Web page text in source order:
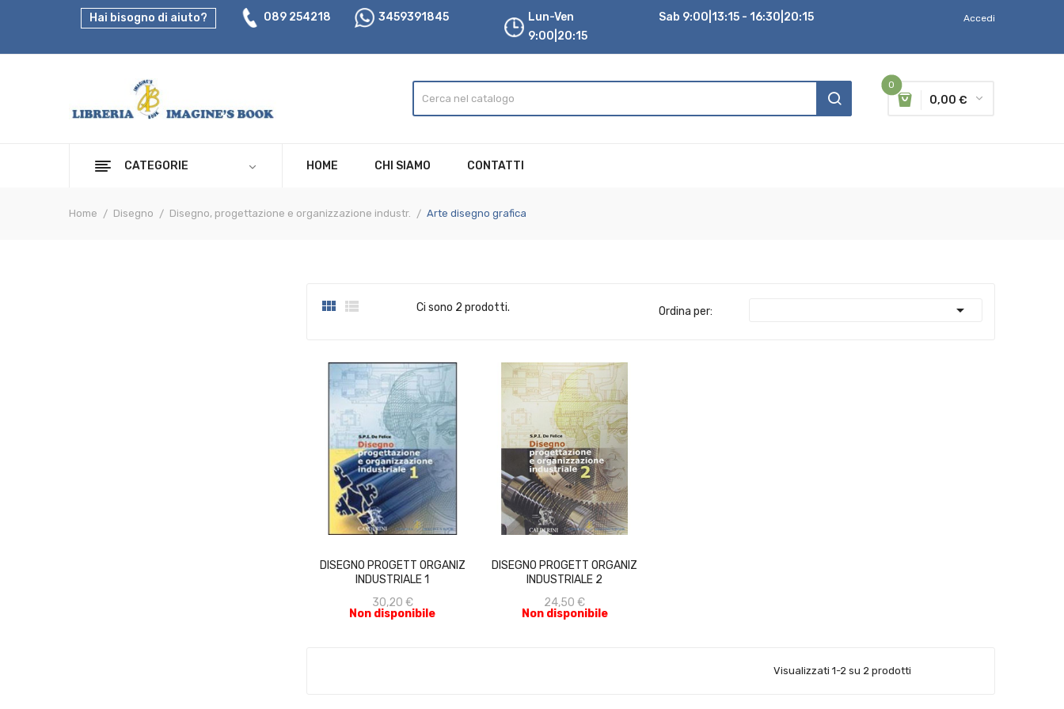
Hai bisogno di aiuto? 089 254218 3459391845
Lun-Ven
9:00|20:15
Sab 9:00|13:15 - 16:30|20:15 Accedi
0
0,00 €
CATEGORIE HOME CHI SIAMO CONTATTI
Home Disegno Disegno, progettazione e organizzazione industr. Arte disegno grafica
  Ci sono 2 prodotti. Ordina per: 
DISEGNO PROGETT ORGANIZ
INDUSTRIALE 1
30,20 €
Non disponibile
ACQUISTA
DISEGNO PROGETT ORGANIZ
INDUSTRIALE 2
24,50 €
Non disponibile
ACQUISTA
Visualizzati 1-2 su 2 prodotti